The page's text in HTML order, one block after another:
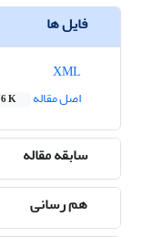
فایل ها
اصل مقاله
K
سابقه مقاله
هم رسانی